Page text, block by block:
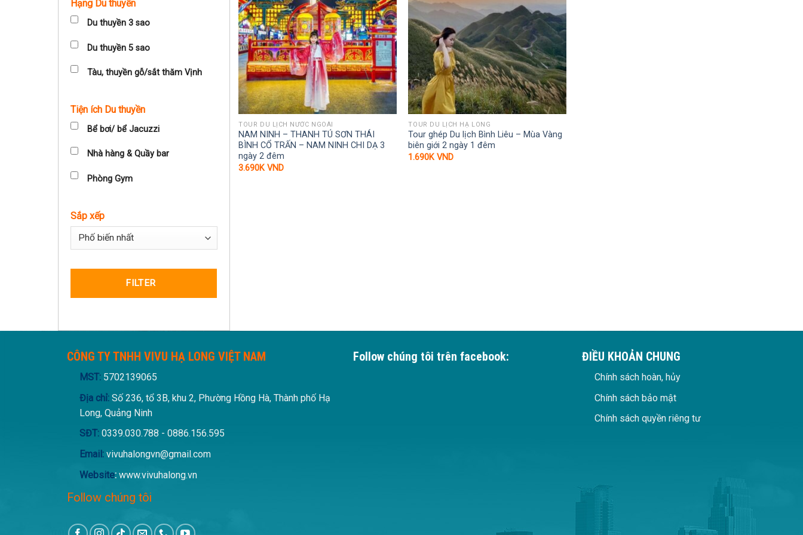
Hạng Du thuyền
Du thuyền 3 sao
Du thuyền 5 sao
Tàu, thuyền gỗ/sắt thăm Vịnh
Tiện ích Du thuyền
Bể bơi/ bể Jacuzzi
Nhà hàng & Quầy bar
Phòng Gym
Sắp xếp
Sort Products
FILTER
TOUR DU LỊCH NƯỚC NGOÀI
NAM NINH – THANH TÚ SƠN THÁI
BÌNH CỔ TRẤN – NAM NINH CHI DẠ 3
ngày 2 đêm
3.690KVND
TOUR DU LỊCH HẠ LONG
Tour ghép Du lịch Bình Liêu – Mùa Vàng
biên giới 2 ngày 1 đêm
1.690KVND
CÔNG TY TNHH VIVU HẠ LONG VIỆT NAM
MST: 5702139065
Địa chỉ:Số 236, tổ 3B, khu 2, Phường Hồng Hà, Thành phố Hạ
Long, Quảng Ninh
SĐT:0339.030.788 - 0886.156.595
Email:vivuhalongvn@gmail.com
Website:www.vivuhalong.vn
Follow chúng tôi
Follow chúng tôi trên facebook: ĐIỀU KHOẢN CHUNG
Chính sách hoàn, hủy
Chính sách bảo mật
Chính sách quyền riêng tư